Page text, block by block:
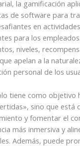
la gamificación
de software para
en
para los
niveles,
apelan a la
personal de los
tiene como objetivo
sino que está
y fomentar el
más inmersiva y
Además, puede